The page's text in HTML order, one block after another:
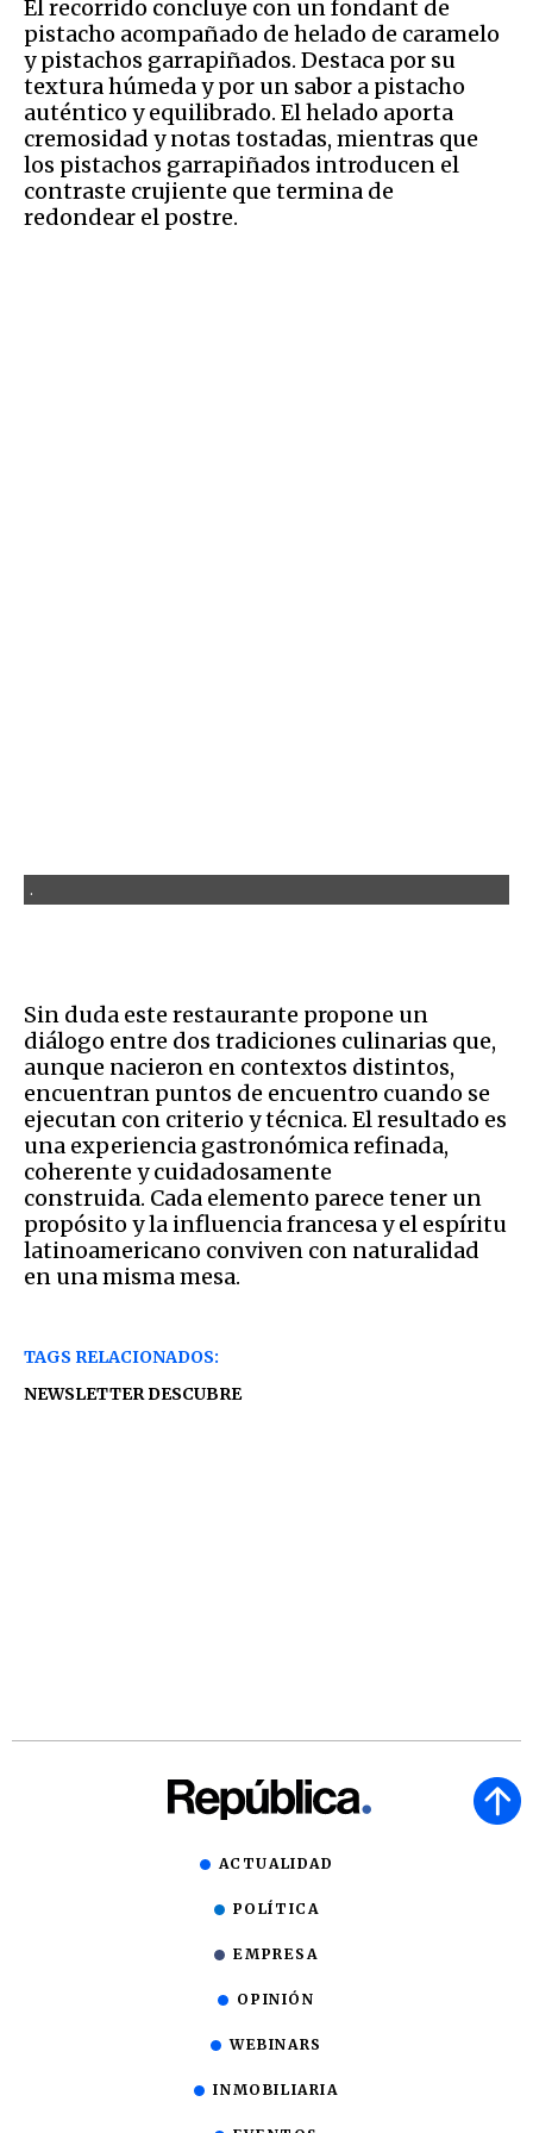
El recorrido concluye con un fondant de
pistacho acompañado de helado de caramelo
y pistachos garrapiñados. Destaca por su
textura húmeda y por un sabor a pistacho
auténtico y equilibrado. El helado aporta
cremosidad y notas tostadas, mientras que
los pistachos garrapiñados introducen el
contraste crujiente que termina de
redondear el postre.
.
Sin duda este restaurante propone un
diálogo entre dos tradiciones culinarias que,
aunque nacieron en contextos distintos,
encuentran puntos de encuentro cuando se
ejecutan con criterio y técnica. El resultado es
una experiencia gastronómica refinada,
coherente y cuidadosamente
construida. Cada elemento parece tener un
propósito y la influencia francesa y el espíritu
latinoamericano conviven con naturalidad
en una misma mesa.
TAGS RELACIONADOS:
NEWSLETTER DESCUBRE
ACTUALIDAD
POLÍTICA
EMPRESA
OPINIÓN
WEBINARS
INMOBILIARIA